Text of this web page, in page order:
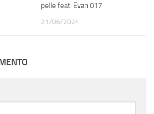
pelle feat. Evan 017
21/06/2024